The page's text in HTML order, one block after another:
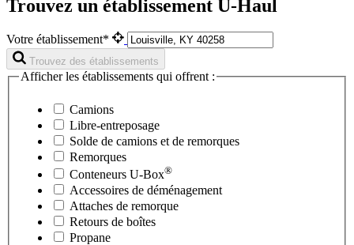
Trouvez un établissement U-Haul
Votre établissement*
Trouvez des établissements
Afficher les établissements qui offrent :
Camions
Libre-entreposage
Solde de camions et de remorques
Remorques
Conteneurs U-Box®
Accessoires de déménagement
Attaches de remorque
Retours de boîtes
Propane